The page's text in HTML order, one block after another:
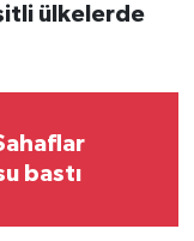
ülkelerde
bastı